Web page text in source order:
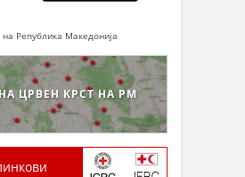
на Република Македонија
ЦРВЕН КРСТ НА РМ